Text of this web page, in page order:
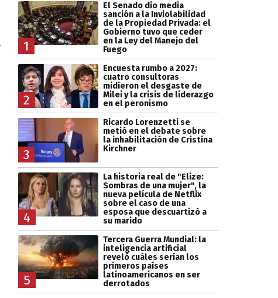
1
El Senado dio media
sanción a la Inviolabilidad
de la Propiedad Privada: el
Gobierno tuvo que ceder
en la Ley del Manejo del
Fuego
2
Encuesta rumbo a 2027:
cuatro consultoras
midieron el desgaste de
Milei y la crisis de liderazgo
en el peronismo
3
Ricardo Lorenzetti se
metió en el debate sobre
la inhabilitación de Cristina
Kirchner
4
La historia real de "Elize:
Sombras de una mujer", la
nueva película de Netflix
sobre el caso de una
esposa que descuartizó a
su marido
5
Tercera Guerra Mundial: la
inteligencia artificial
reveló cuáles serían los
primeros países
latinoamericanos en ser
derrotados